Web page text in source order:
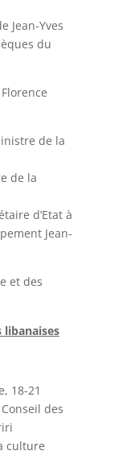
Jean-Yves
du
de la
de la
d’Etat à
Jean-
et des
libanaises
18-21
des
culture